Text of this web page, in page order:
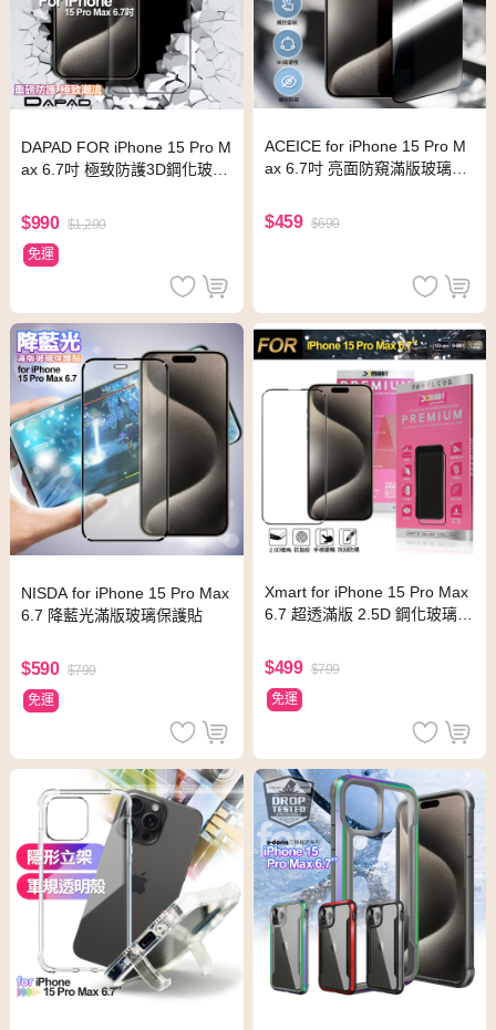
DAPAD FOR iPhone 15 Pro M
ax 6.7吋 極致防護3D鋼化玻璃
$990 $1,290
免運
ACEICE for iPhone 15 Pro M
ax 6.7吋 亮面防窺滿版玻璃保
$459 $690
NISDA for iPhone 15 Pro Max
6.7 降藍光滿版玻璃保護貼
$590 $799
免運
Xmart for iPhone 15 Pro Max
6.7 超透滿版 2.5D 鋼化玻璃
$499 $799
免運